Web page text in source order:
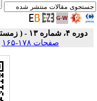
دوره ۴، شماره ۱۳ - ( زمستان ۱۳۹۴ )
صفحات ۱۷۸-۱۶۵
|